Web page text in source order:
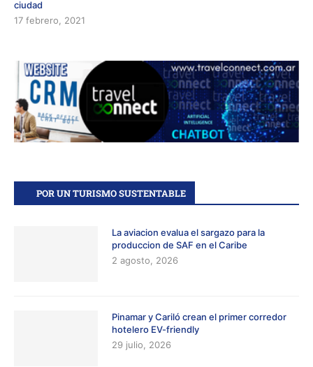
ciudad
17 febrero, 2021
POR UN TURISMO SUSTENTABLE
La aviacion evalua el sargazo para la
produccion de SAF en el Caribe
2 agosto, 2026
Pinamar y Cariló crean el primer corredor
hotelero EV-friendly
29 julio, 2026